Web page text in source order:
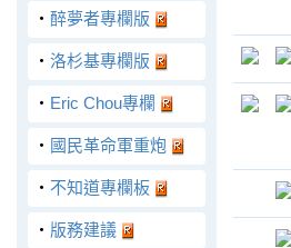
‧ 醉夢者專欄版
‧ 洛杉基專欄版
‧ Eric Chou專欄
‧ 國民革命軍重炮
‧ 不知道專欄板
‧ 版務建議